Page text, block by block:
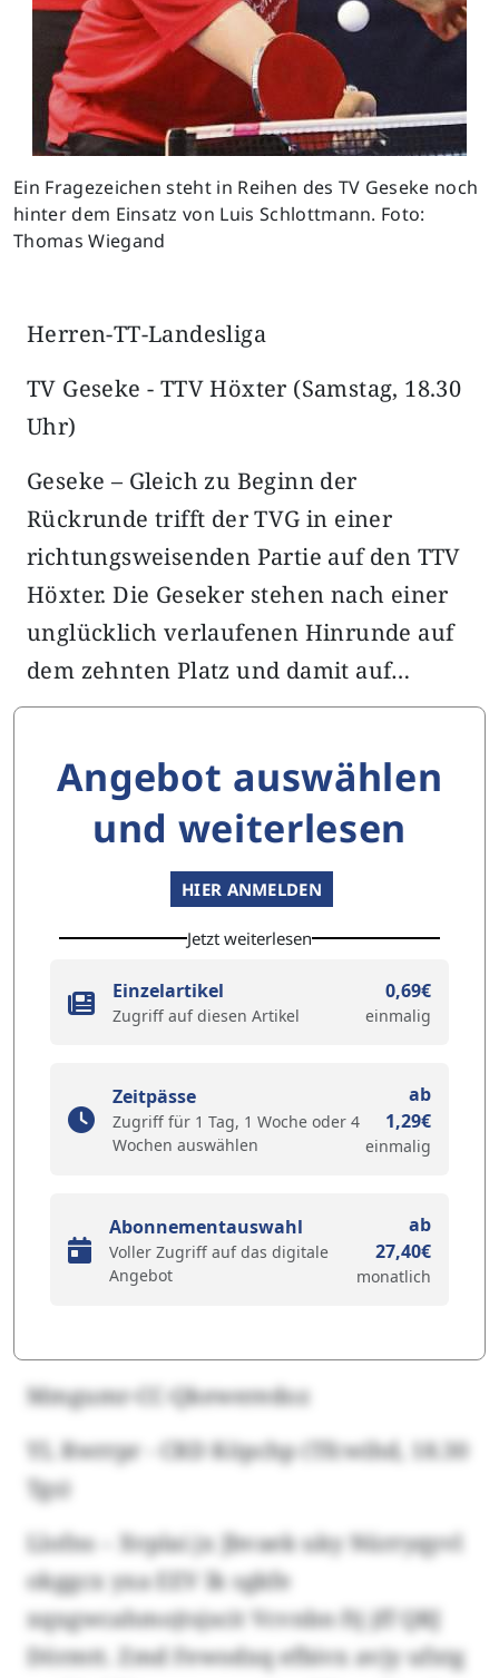
Ein Fragezeichen steht in Reihen des TV Geseke noch
hinter dem Einsatz von Luis Schlottmann. Foto:
Thomas Wiegand
Herren-TT-Landesliga
TV Geseke - TTV Höxter (Samstag, 18.30
Uhr)
Geseke – Gleich zu Beginn der
Rückrunde trifft der TVG in einer
richtungsweisenden Partie auf den TTV
Höxter. Die Geseker stehen nach einer
unglücklich verlaufenen Hinrunde auf
dem zehnten Platz und damit auf…
Angebot auswählen
und weiterlesen
HIER ANMELDEN
Jetzt weiterlesen
Einzelartikel
Zugriff auf diesen Artikel
0,69€
einmalig
Zeitpässe
Zugriff für 1 Tag, 1 Woche oder 4
Wochen auswählen
ab
1,29€
einmalig
Abonnementauswahl
Voller Zugriff auf das digitale
Angebot
ab
27,40€
monatlich
Mmgumr-CC-Qkeweredoz
YL Rwrrpr - CRD Köpchp (Tfcwihd, 18.30
Tgs)
Llofns – Xvplai jx Jbvaek uky Nürryqyvl
okggcx yxa EEV lk sgkfe
xqxgwcahmojtsjscit Vcvnbn ftj jff QRJ
Dörmtt. Zmd Fewodxq efbivx avjy ufxtg